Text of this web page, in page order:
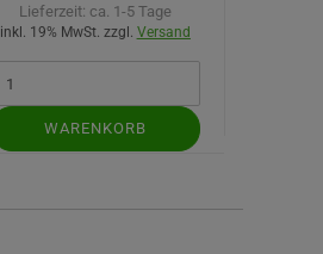
Lieferzeit: ca. 1-5 Tage
inkl. 19% MwSt. zzgl. Versand
WARENKORB